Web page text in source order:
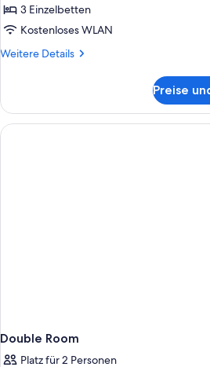
3 Einzelbetten
Kostenloses WLAN
Weitere Details
Weitere
Preise
Double Room
Platz für 2 Personen